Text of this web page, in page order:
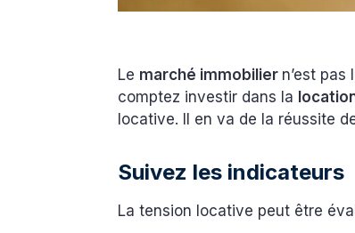
Le marché immobilier n’est
comptez investir dans la
locative. Il en va de la réussite
Suivez les indicateurs
La tension locative peut être